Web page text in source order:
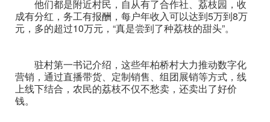
他们都是附近村民，自从有了合作社、荔枝园，收
成有分红，务工有报酬， 每户年收入可以达到5万到8万
元，多的超过10万元，“真是尝到了种荔枝的甜头”。
驻村第一书记介绍，这些年柏桥村大力推动数字化
营销，通过直播带货、定制销售、组团展销等方式，线
上线下结合，农民的荔枝不仅不愁卖，还卖出了好价
钱。